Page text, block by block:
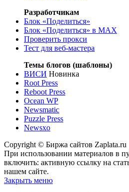
Разработчикам
Блок «Поделиться»
Блок «Поделиться» в MAX
Проверить прокси
Тест для веб-мастера
Темы блогов (шаблоны)
ВИСИ Новинка
Root Press
Reboot Press
Ocean WP
Newsmatic
Puzzle Press
Newsxo
Copyright © Биржа сайтов Zaplata.ru
При использовании материалов в
включить: активную ссылку на
нашем сайте.
Закрыть меню